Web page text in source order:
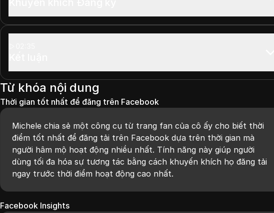
Từ khóa nội dung
Thời gian tốt nhất để đăng trên Facebook
Michele chia sẻ một công cụ từ trang fan của cô ấy cho biết thời
điểm tốt nhất để đăng tải trên Facebook dựa trên thời gian mà
người hâm mộ hoạt động nhiều nhất. Tính năng này giúp người
dùng tối đa hóa sự tương tác bằng cách khuyến khích họ đăng tải
ngay trước thời điểm hoạt động cao nhất.
Facebook Insights